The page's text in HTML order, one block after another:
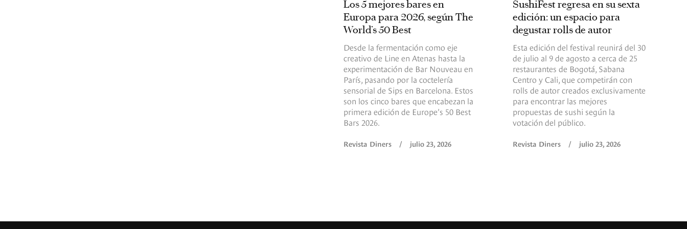
Los 5 mejores bares en
Europa para 2026, según The
World’s 50 Best
Desde la fermentación como eje
creativo de Line en Atenas hasta la
experimentación de Bar Nouveau en
París, pasando por la coctelería
sensorial de Sips en Barcelona. Estos
son los cinco bares que encabezan la
primera edición de Europe’s 50 Best
Bars 2026.
Revista Diners / julio 23, 2026
SushiFest regresa en su sexta
edición: un espacio para
degustar rolls de autor
Esta edición del festival reunirá del 30
de julio al 9 de agosto a cerca de 25
restaurantes de Bogotá, Sabana
Centro y Cali, que competirán con
rolls de autor creados exclusivamente
para encontrar las mejores
propuestas de sushi según la
votación del público.
Revista Diners / julio 23, 2026